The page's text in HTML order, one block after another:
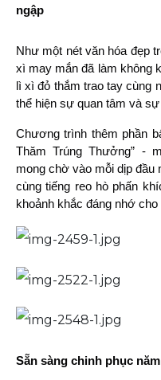
ngập
Như một nét văn hóa đẹp
xì may mắn đã làm không
lì xì đỏ thắm trao tay cùng
thể hiện sự quan tâm và
Chương trình thêm phần
Thăm Trúng Thưởng” -
mong chờ vào mỗi dịp đầu
cùng tiếng reo hò phấn
khoảnh khắc đáng nhớ cho
Sẵn sàng chinh phục